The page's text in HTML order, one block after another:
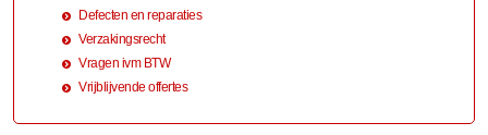
Defecten en reparaties
Verzakingsrecht
Vragen ivm BTW
Vrijblijvende offertes